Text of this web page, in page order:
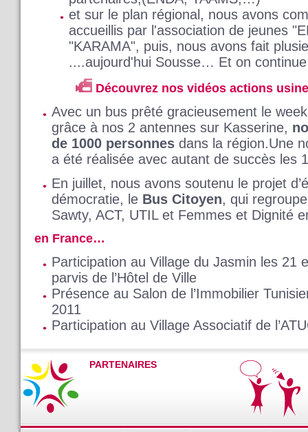
et sur le plan régional, nous avons
accueillis par l'association de jeunes
"KARAMA", puis, nous avons fait
....aujourd'hui Sousse… Et on
Découvrez nos vidéos actions
Avec un bus prêté gracieusement le
grâce à nos 2 antennes sur Kasserine,
de 1000 personnes dans la région.Une
a été réalisée avec autant de succès les
En juillet, nous avons soutenu le projet
démocratie, le Bus Citoyen, qui
Sawty, ACT, UTIL et Femmes et Dignité
en France…
Participation au Village du Jasmin les 21
parvis de l’Hôtel de Ville
Présence au Salon de l’Immobilier
2011
Participation au Village Associatif de
PARTENAIRES